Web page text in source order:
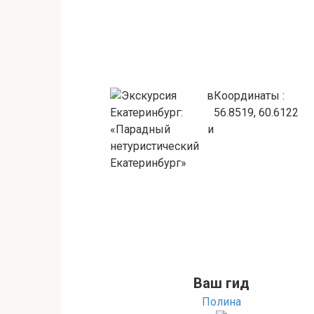
Координаты :
56.8519, 60.6122
Ваш гид
Полина